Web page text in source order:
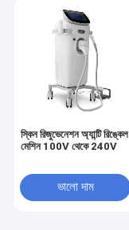
স্কিন রিজুভেনেশন অ্যান্টি রিঙ্কেল
মেশিন 100V থেকে 240V
ভালো দাম